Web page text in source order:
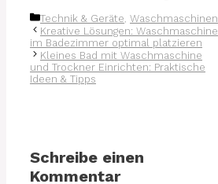
Kategorien
Technik & Geräte Waschmaschinen
Kreative Lösungen: Waschmaschine
im Badezimmer optimal platzieren
Kleines Bad mit Waschmaschine
und Trockner Einrichten: Praktische
Ideen & Tipps
Schreibe einen
Kommentar